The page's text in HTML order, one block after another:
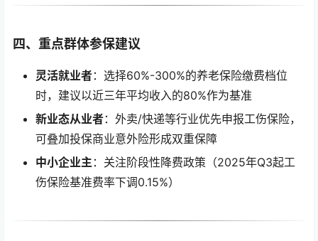
四、重点群体参保建议
灵活就业者：选择60%-300%的养老保险缴费档位
时，建议以近三年平均收入的80%作为基准
新业态从业者：外卖/快递等行业优先申报工伤保险，
可叠加投保商业意外险形成双重保障
中小企业主：关注阶段性降费政策（2025年Q3起工
伤保险基准费率下调0.15%）